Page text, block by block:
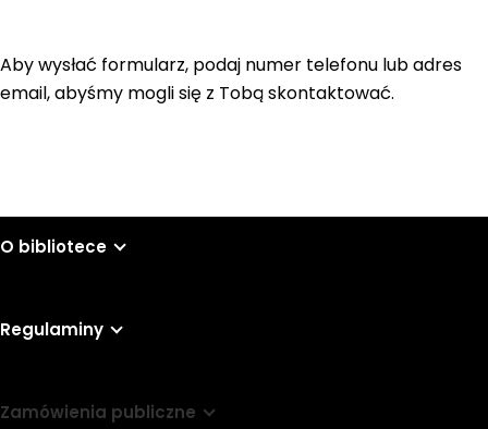
Aby wysłać formularz, podaj numer telefonu lub adres
email, abyśmy mogli się z Tobą skontaktować.
O bibliotece
Regulaminy
Zamówienia publiczne